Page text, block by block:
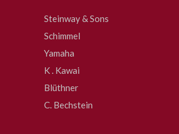
Steinway & Sons
Schimmel
Yamaha
K . Kawai
Blüthner
C. Bechstein